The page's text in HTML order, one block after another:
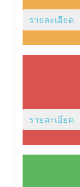
รายละเอียด
รายละเอียด